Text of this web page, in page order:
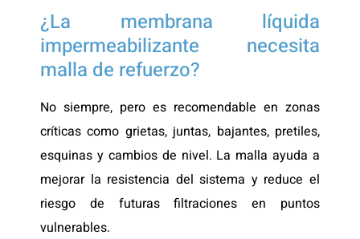
¿La membrana líquida
impermeabilizante necesita
malla de refuerzo?
No siempre, pero es recomendable en zonas
críticas como grietas, juntas, bajantes, pretiles,
esquinas y cambios de nivel. La malla ayuda a
mejorar la resistencia del sistema y reduce el
riesgo de futuras filtraciones en puntos
vulnerables.